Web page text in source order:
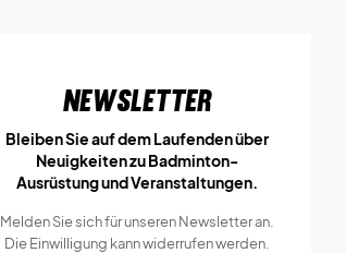
Newsletter
Bleiben Sie auf dem Laufenden über
Neuigkeiten zu Badminton-
Ausrüstung und Veranstaltungen.
Melden Sie sich für unseren Newsletter an.
Die Einwilligung kann widerrufen werden.